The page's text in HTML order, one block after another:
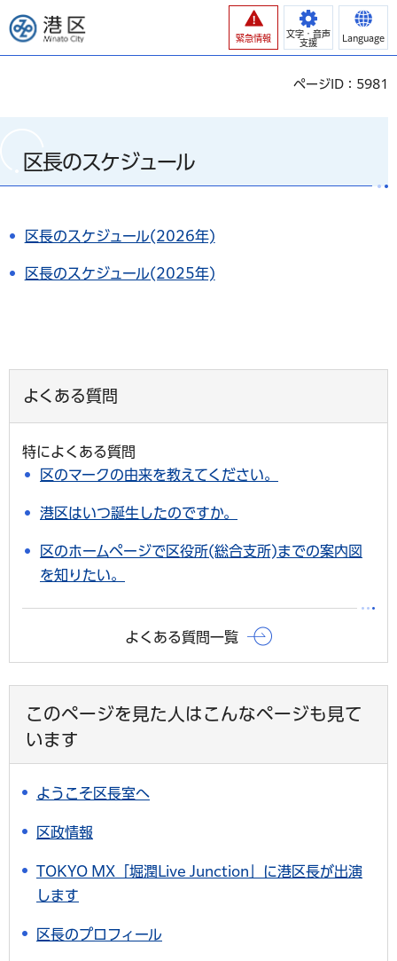
港区
緊急情報
文字・音声
支援
Language
ページID：5981
区長のスケジュール
区長のスケジュール(2026年)
区長のスケジュール(2025年)
よくある質問
特によくある質問
区のマークの由来を教えてください。
港区はいつ誕生したのですか。
区のホームページで区役所(総合支所)までの案内図
を知りたい。
よくある質問一覧
このページを見た人はこんなページも見て
います
ようこそ区長室へ
区政情報
TOKYO MX「堀潤Live Junction」に港区長が出演
します
区長のプロフィール